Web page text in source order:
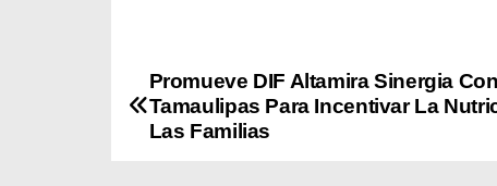
NPromueve DIF Altamira Sinergia
Tamaulipas Para Incentivar La
Las Familias